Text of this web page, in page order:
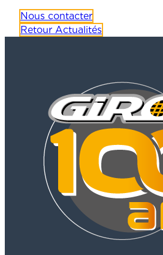
Nous contacter
Retour Actualités